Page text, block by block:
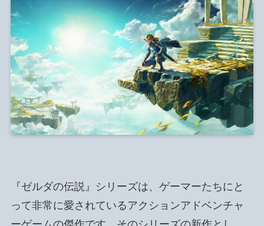
『ゼルダの伝説』シリーズは、ゲーマーたちにと
って非常に愛されているアクションアドベンチャ